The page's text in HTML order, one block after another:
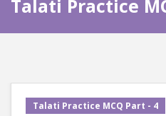
Talati Practice
Talati Practice MCQ Part - 4